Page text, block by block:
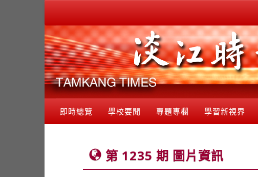
即時總覽 學校要聞 專題專欄 學習新視界
第 1235 期 圖片資訊